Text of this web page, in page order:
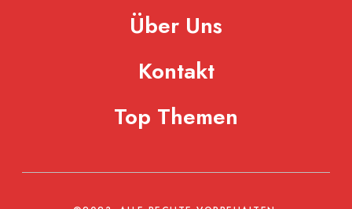
Über Uns
Kontakt
Top Themen